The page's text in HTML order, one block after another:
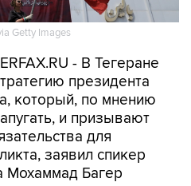
Getty Images
- В Тегеране
президента
который, по мнению
и призывают
для
заявил спикер
Мохаммад Багер